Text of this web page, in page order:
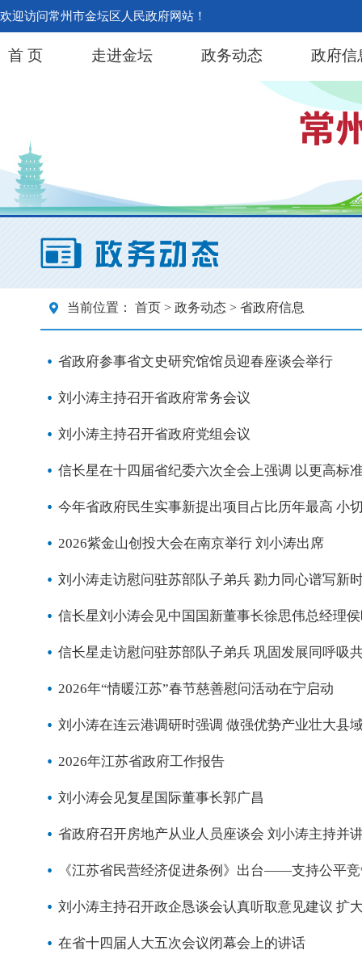
欢迎访问常州市金坛区人民政府网站！
首 页 走进金坛 政务动态 政府信
当前位置： 首页 > 政务动态 > 省政府信息
省政府参事省文史研究馆馆员迎春座谈会举行
刘小涛主持召开省政府常务会议
刘小涛主持召开省政府党组会议
信长星在十四届省纪委六次全会上强调 以更高标
今年省政府民生实事新提出项目占比历年最高 小
2026紫金山创投大会在南京举行 刘小涛出席
刘小涛走访慰问驻苏部队子弟兵 勠力同心谱写新
信长星刘小涛会见中国国新董事长徐思伟总经理
信长星走访慰问驻苏部队子弟兵 巩固发展同呼吸
2026年“情暖江苏”春节慈善慰问活动在宁启动
刘小涛在连云港调研时强调 做强优势产业壮大县
2026年江苏省政府工作报告
刘小涛会见复星国际董事长郭广昌
省政府召开房地产从业人员座谈会 刘小涛主持并
《江苏省民营经济促进条例》出台——支持公平
刘小涛主持召开政企恳谈会认真听取意见建议 扩
在省十四届人大五次会议闭幕会上的讲话